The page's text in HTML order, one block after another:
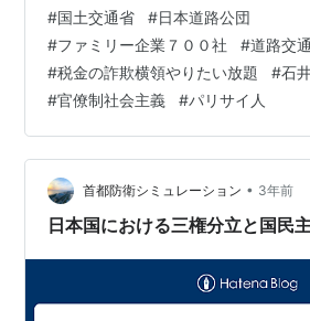
を潰したい最低な理由がやばすぎる…
実態とは【ゆっくり解説】
#国土交通省 #日本道路公団
#ファミリー企業７００社 #道路交
#税金の詐欺横領やりたい放題 #石
#官僚制社会主義 #パリサイ人
首都防衛シミュレーション • 3年前
日本国における三権分立と国民